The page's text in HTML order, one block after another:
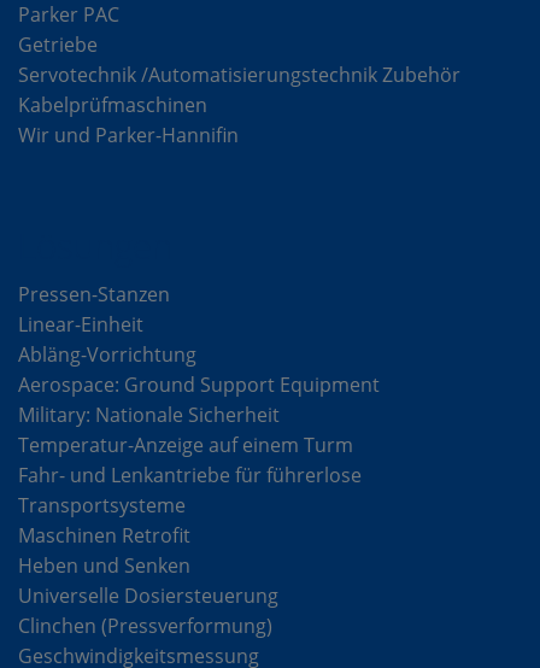
Parker PAC
Getriebe
Servotechnik /Automatisierungstechnik Zubehör
Kabelprüfmaschinen
Wir und Parker-Hannifin
Pressen-Stanzen
Linear-Einheit
Abläng-Vorrichtung
Aerospace: Ground Support Equipment
Military: Nationale Sicherheit
Temperatur-Anzeige auf einem Turm
Fahr- und Lenkantriebe für führerlose
Transportsysteme
Maschinen Retrofit
Heben und Senken
Universelle Dosiersteuerung
Clinchen (Pressverformung)
Geschwindigkeitsmessung